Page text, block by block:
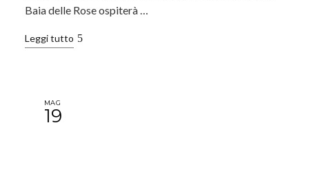
Baia delle Rose ospiterà …
Leggi tutto
MAG
19